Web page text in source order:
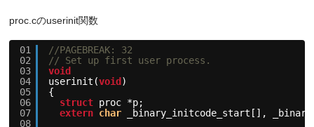
proc.cのuserinit関数
01
02
03
04
05
06
07
08
//PAGEBREAK: 32
// Set up first user process.
void
userinit(void )
{
struct proc *p;
extern char
_binary_initcode_start[],